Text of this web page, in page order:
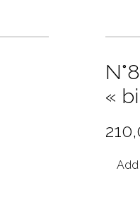
«